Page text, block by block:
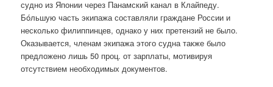
судно из Японии через Панамский канал в Клайпеду.
Бóльшую часть экипажа составляли граждане России и
несколько филиппинцев, однако у них претензий не было.
Оказывается, членам экипажа этого судна также было
предложено лишь 50 проц. от зарплаты, мотивируя
отсутствием необходимых документов.